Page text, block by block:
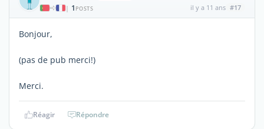
| 1 POSTS il y a 11 ans #17
Bonjour,
(pas de pub merci!)
Merci.
Réagir Répondre